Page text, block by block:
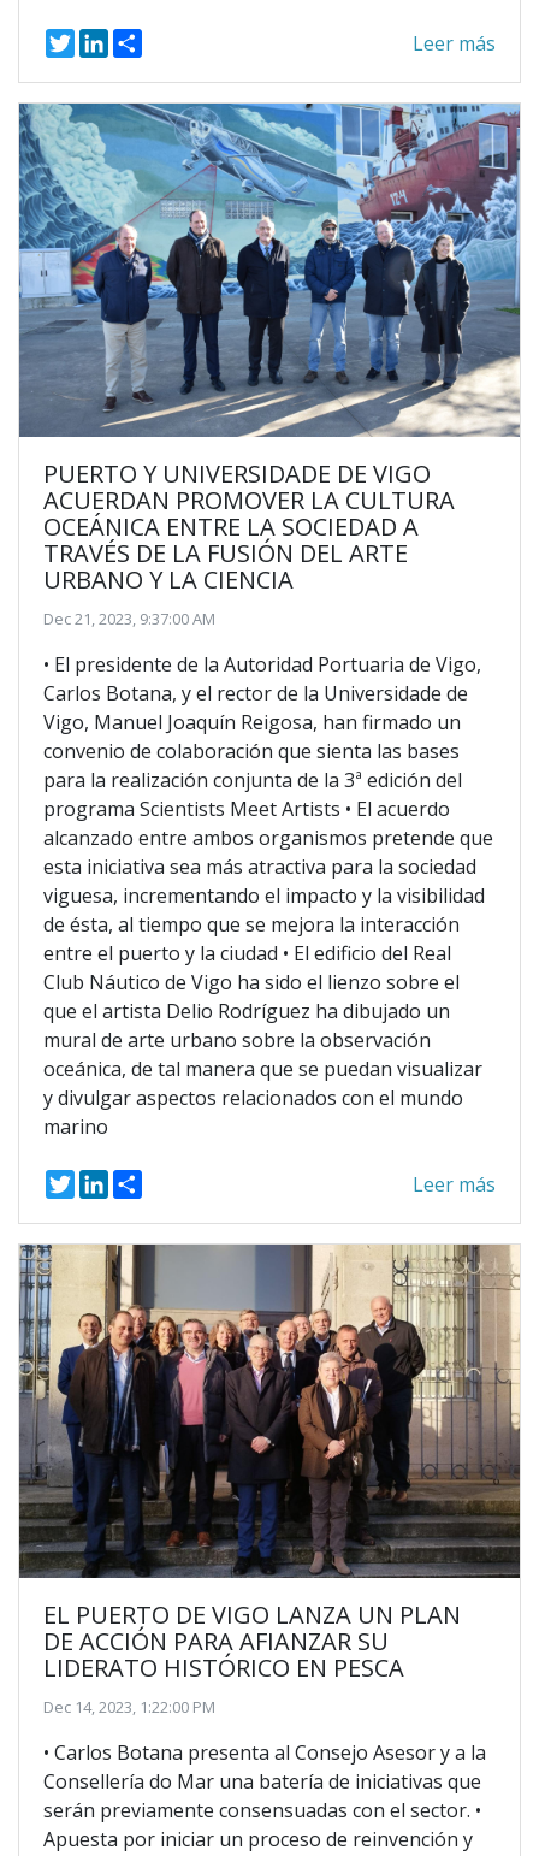
T
w
i
t
t
e
r
L
n
k
e
d
n
a
r
e
Leer más
PUERTO Y UNIVERSIDADE DE VIGO
ACUERDAN PROMOVER LA CULTURA
OCEÁNICA ENTRE LA SOCIEDAD A
TRAVÉS DE LA FUSIÓN DEL ARTE
URBANO Y LA CIENCIA
Dec 21, 2023, 9:37:00 AM
• El presidente de la Autoridad Portuaria de Vigo,
Carlos Botana, y el rector de la Universidade de
Vigo, Manuel Joaquín Reigosa, han firmado un
convenio de colaboración que sienta las bases
para la realización conjunta de la 3ª edición del
programa Scientists Meet Artists • El acuerdo
alcanzado entre ambos organismos pretende que
esta iniciativa sea más atractiva para la sociedad
viguesa, incrementando el impacto y la visibilidad
de ésta, al tiempo que se mejora la interacción
entre el puerto y la ciudad • El edificio del Real
Club Náutico de Vigo ha sido el lienzo sobre el
que el artista Delio Rodríguez ha dibujado un
mural de arte urbano sobre la observación
oceánica, de tal manera que se puedan visualizar
y divulgar aspectos relacionados con el mundo
marino
T
w
i
t
L
n
k
e
d
n
a
r
Leer más
EL PUERTO DE VIGO LANZA UN PLAN
DE ACCIÓN PARA AFIANZAR SU
LIDERATO HISTÓRICO EN PESCA
Dec 14, 2023, 1:22:00 PM
• Carlos Botana presenta al Consejo Asesor y a la
Consellería do Mar una batería de iniciativas que
serán previamente consensuadas con el sector. •
Apuesta por iniciar un proceso de reinvención y